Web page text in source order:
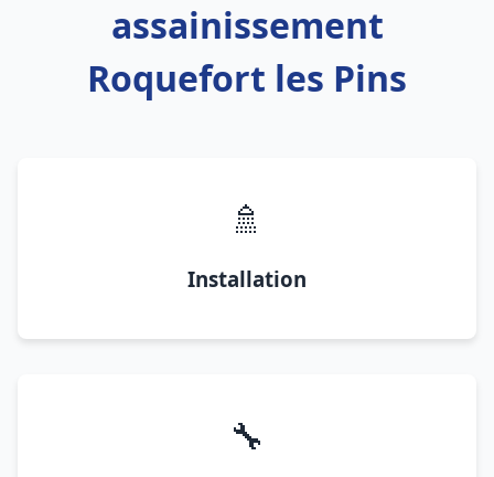
assainissement
Roquefort les Pins
🚿
Installation
🔧